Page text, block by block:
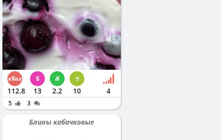
112.8 13 2.2 10 4
5 3
Блины кабачковые